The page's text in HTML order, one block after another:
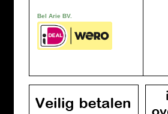
Bel Arie BV.